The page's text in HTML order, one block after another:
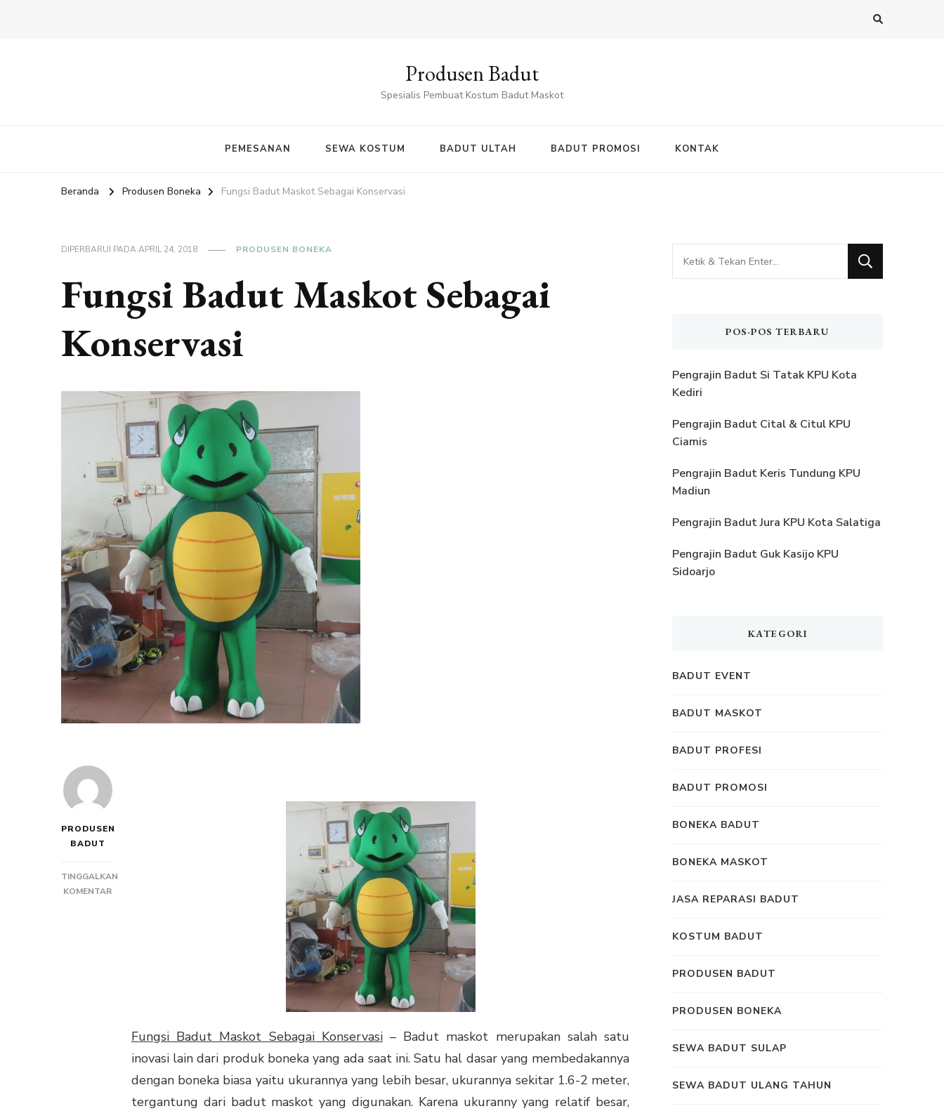
Produsen Badut
Spesialis Pembuat Kostum Badut Maskot
PEMESANAN SEWA KOSTUM BADUT ULTAH BADUT PROMOSI KONTAK
Beranda Produsen Boneka Fungsi Badut Maskot Sebagai Konservasi
DIPERBARUI PADAAPRIL 24, 2018 PRODUSEN BONEKA
Fungsi Badut Maskot Sebagai
Konservasi
PRODUSEN
BADUT
TINGGALKAN
KOMENTARPADA
Fungsi Badut Maskot Sebagai Konservasi– Badut maskot merupakan salah satu
inovasi lain dari produk boneka yang ada saat ini. Satu hal dasar yang membedakannya
dengan boneka biasa yaitu ukurannya yang lebih besar, ukurannya sekitar 1.6-2 meter,
tergantung dari badut maskot yang digunakan. Karena ukuranny yang relatif besar,
Mencari
Sesuatu?
POS-POS TERBARU
Pengrajin Badut Si Tatak KPU Kota
Kediri
Pengrajin Badut Cital & Citul KPU
Ciamis
Pengrajin Badut Keris Tundung KPU
Madiun
Pengrajin Badut Jura KPU Kota Salatiga
Pengrajin Badut Guk Kasijo KPU
Sidoarjo
KATEGORI
BADUT EVENT
BADUT MASKOT
BADUT PROFESI
BADUT PROMOSI
BONEKA BADUT
BONEKA MASKOT
JASA REPARASI BADUT
KOSTUM BADUT
PRODUSEN BADUT
PRODUSEN BONEKA
SEWA BADUT SULAP
SEWA BADUT ULANG TAHUN